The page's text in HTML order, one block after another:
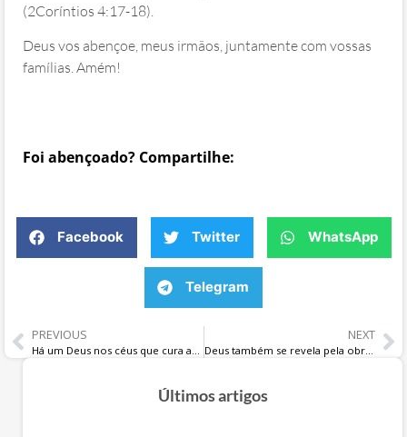
(2Coríntios 4:17‭-‬18).
Deus vos abençoe, meus irmãos, juntamente com vossas
famílias. Amém!
Foi abençoado? Compartilhe:
Facebook Twitter WhatsApp
Telegram
PREVIOUS NEXT
Deus também se revela pela obra criada
Últimos artigos